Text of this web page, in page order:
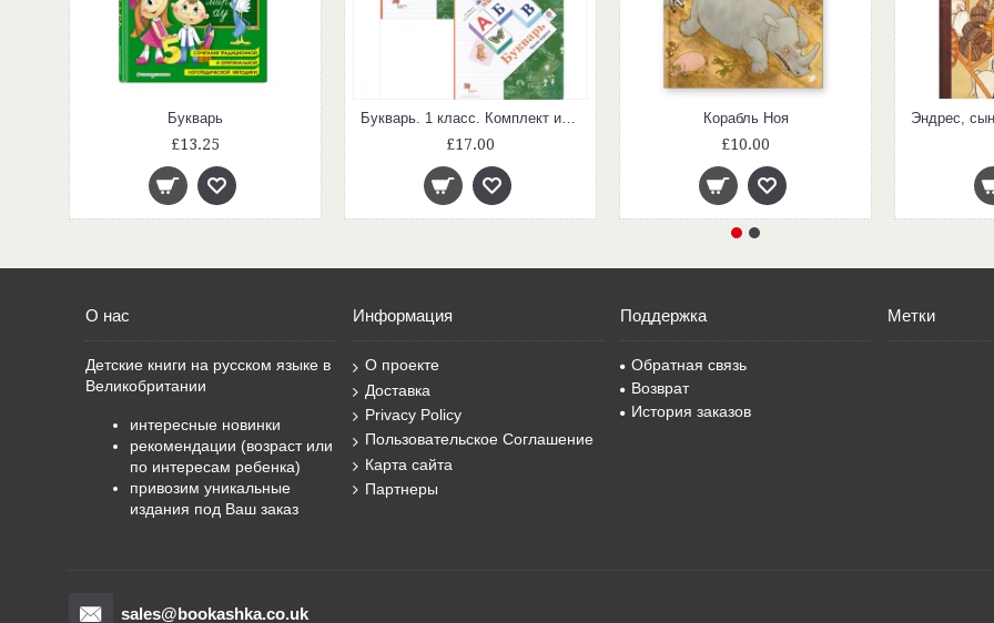
Букварь
£13.25
Букварь. 1 класс. Комплект из 2 книг плюс вкладыш, Л. Е. Журова, А. О. Евдокимова. ФГОС
£17.00
Корабль Ноя
£10.00
О нас
Детские книги на русском языке в
Великобритании
интересные новинки
рекомендации (возраст или
по интересам ребенка)
привозим уникальные
издания под Ваш заказ
Информация
О проекте
Доставка
Privacy Policy
Пользовательское Соглашение
Карта сайта
Партнеры
Поддержка
Обратная связь
Возврат
История заказов
Метки
sales@bookashka.co.uk